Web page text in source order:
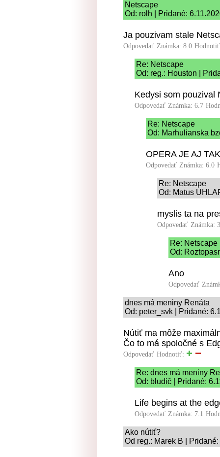
Netscape
Od: rolh | Pridané:
Ja pouzivam stale
Odpovedať Známka: 8.0
Re: Netscape
Od: reg.: Houston |
Kedysi som pouzival
Odpovedať Známka: 6.7
Re: Netscape
Od: Marhulianska
OPERA JE AJ
Odpovedať Známka: 6.0
Re: Netscape
Od: Matus
myslis ta na
Odpovedať Známka:
Re: Netscape
Od:
Ano
Odpovedať
dnes má meniny Renáta
Od: peter_svk | Pridané:
Nútiť ma môže
Čo to má spoločné s
Odpovedať Hodnotiť:
Re: dnes má meniny
Od: bludič | Pridané:
Life begins at the
Odpovedať Známka: 7.1
Ako nútiť?
Od reg.: Marek B |